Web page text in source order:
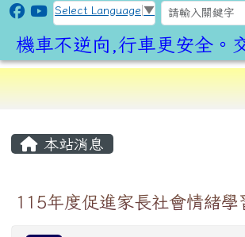
跳至主內容區
CLPS Site
Select Language ▼
機車不逆向,行車更安全。
導覽列
本站消息
115年度促進家長社會情緒學